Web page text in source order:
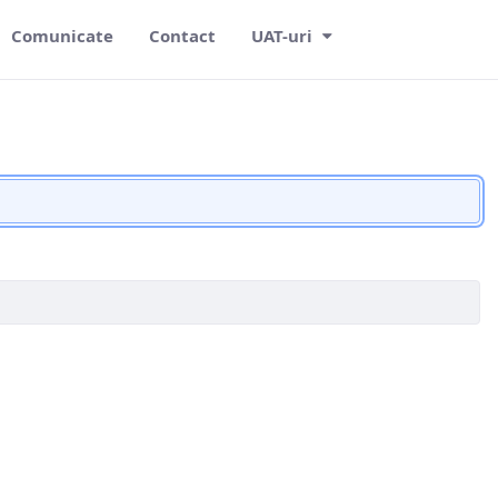
Comunicate Contact UAT-uri